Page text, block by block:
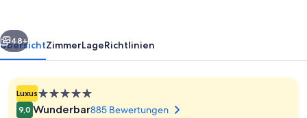
Weiter
48+
ÜbersichtZimmerLageRichtlinien
Luxus5.0-
Sterne-
9,0 Wunderbar885 Bewertungen